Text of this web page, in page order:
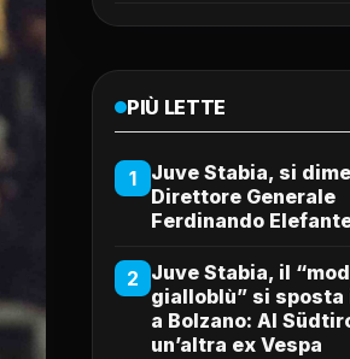
PIÙ LETTE
1
Juve Stabia, si
Direttore Generale
Ferdinando
2 Juve Stabia, il
gialloblù” si sposta
a Bolzano: Al
un’altra ex Vespa